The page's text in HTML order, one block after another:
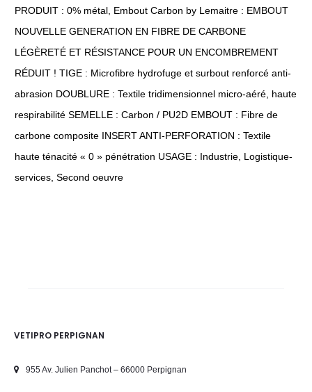
PRODUIT : 0% métal, Embout Carbon by Lemaitre : EMBOUT
NOUVELLE GENERATION EN FIBRE DE CARBONE
LÉGÈRETÉ ET RÉSISTANCE POUR UN ENCOMBREMENT
RÉDUIT ! TIGE : Microfibre hydrofuge et surbout renforcé anti-
abrasion DOUBLURE : Textile tridimensionnel micro-aéré, haute
respirabilité SEMELLE : Carbon / PU2D EMBOUT : Fibre de
carbone composite INSERT ANTI-PERFORATION : Textile
haute ténacité « 0 » pénétration USAGE : Industrie, Logistique-
services, Second oeuvre
VETIPRO PERPIGNAN
955 Av. Julien Panchot – 66000 Perpignan